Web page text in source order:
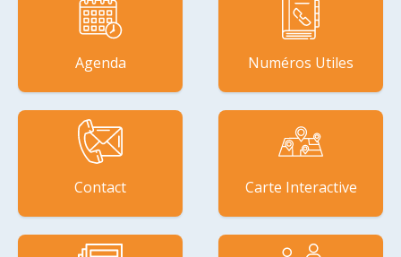
Agenda Numéros Utiles
Contact Carte Interactive